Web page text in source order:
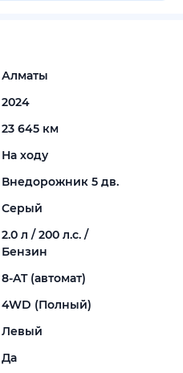
Алматы
2024
23 645 км
На ходу
Внедорожник 5 дв.
Серый
2.0 л / 200 л.с. /
Бензин
8-AT (автомат)
4WD (Полный)
Левый
Да